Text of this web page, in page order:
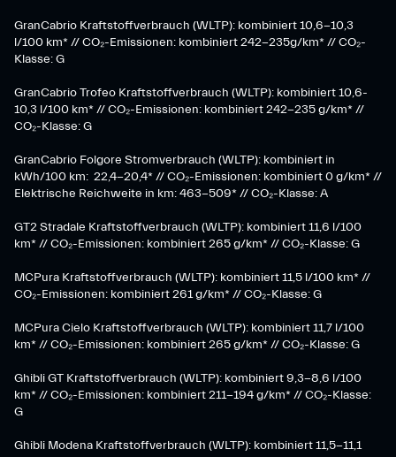
GranCabrio Kraftstoffverbrauch (WLTP): kombiniert 10,6-10,3
l/100 km* // CO₂-Emissionen: kombiniert 242-235g/km* // CO₂-
Klasse: G
GranCabrio Trofeo Kraftstoffverbrauch (WLTP): kombiniert 10,6-
10,3 l/100 km* // CO₂-Emissionen: kombiniert 242-235 g/km* //
CO₂-Klasse: G
GranCabrio Folgore Stromverbrauch (WLTP): kombiniert in
kWh/100 km: 22,4-20,4* // CO₂-Emissionen: kombiniert 0 g/km* //
Elektrische Reichweite in km: 463-509* // CO₂-Klasse: A
GT2 Stradale Kraftstoffverbrauch (WLTP): kombiniert 11,6 l/100
km* // CO₂-Emissionen: kombiniert 265 g/km* // CO₂-Klasse: G
MCPura Kraftstoffverbrauch (WLTP): kombiniert 11,5 l/100 km* //
CO₂-Emissionen: kombiniert 261 g/km* // CO₂-Klasse: G
MCPura Cielo Kraftstoffverbrauch (WLTP): kombiniert 11,7 l/100
km* // CO₂-Emissionen: kombiniert 265 g/km* // CO₂-Klasse: G
Ghibli GT Kraftstoffverbrauch (WLTP): kombiniert 9,3-8,6 l/100
km* // CO₂-Emissionen: kombiniert 211-194 g/km* // CO₂-Klasse:
G
Ghibli Modena Kraftstoffverbrauch (WLTP): kombiniert 11,5-11,1